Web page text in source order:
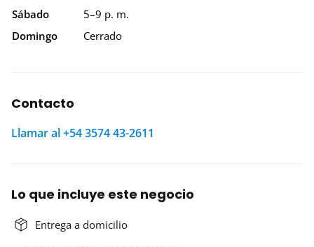
Sábado
5–9 p. m.
Domingo
Cerrado
Contacto
Llamar al +54 3574 43-2611
Lo que incluye este negocio
Entrega a domicilio